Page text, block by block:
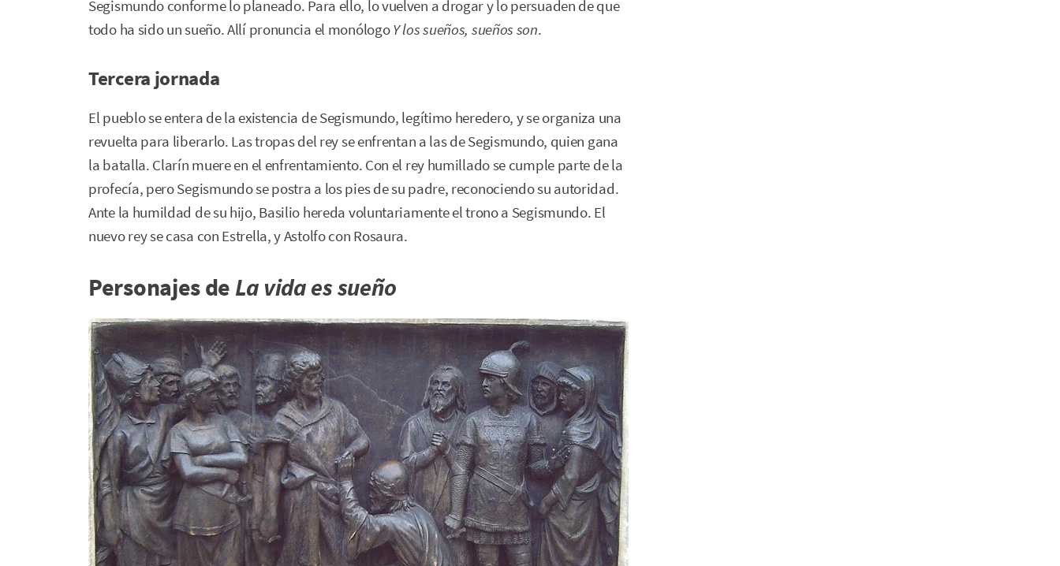
Segismundo conforme lo planeado. Para ello, lo vuelven a drogar y lo persuaden de que
todo ha sido un sueño. Allí pronuncia el monólogoY los sueños, sueños son.
Tercera jornada
El pueblo se entera de la existencia de Segismundo, legítimo heredero, y se organiza una
revuelta para liberarlo. Las tropas del rey se enfrentan a las de Segismundo, quien gana
la batalla. Clarín muere en el enfrentamiento. Con el rey humillado se cumple parte de la
profecía, pero Segismundo se postra a los pies de su padre, reconociendo su autoridad.
Ante la humildad de su hijo, Basilio hereda voluntariamente el trono a Segismundo. El
nuevo rey se casa con Estrella, y Astolfo con Rosaura.
Personajes de La vida es sueño